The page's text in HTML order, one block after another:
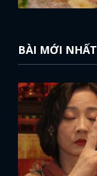
BÀI MỚI NHẤT